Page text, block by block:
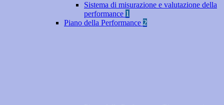
Sistema di misurazione e valutazione della
performance 1
Piano della Performance 2